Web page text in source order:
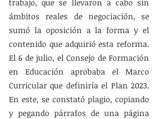
trabajo, que se llevaron a cabo sin
ámbitos reales de negociación, se
sumó la oposición a la forma y el
contenido que adquirió esta reforma.
El 6 de julio, el Consejo de Formación
en Educación aprobaba el Marco
Curricular que definiría el Plan 2023.
En este, se constató plagio, copiando
y pegando párrafos de una página